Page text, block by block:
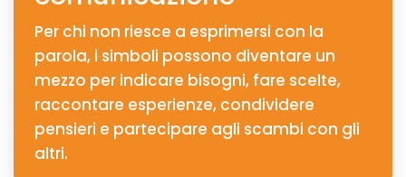
Per chi non riesce a esprimersi con la
parola, i simboli possono diventare un
mezzo per indicare bisogni, fare scelte,
raccontare esperienze, condividere
pensieri e partecipare agli scambi con gli
altri.